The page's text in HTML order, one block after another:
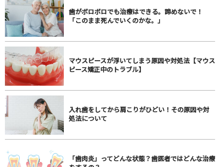
歯がボロボロでも治療はできる。諦めないで！
「このまま死んでいくのかな。」
マウスピースが浮いてしまう原因や対処法【マウス
ピース矯正中のトラブル】
入れ歯をしてから肩こりがひどい！その原因や対
処法について
「歯肉炎」ってどんな状態？歯医者ではどんな治療